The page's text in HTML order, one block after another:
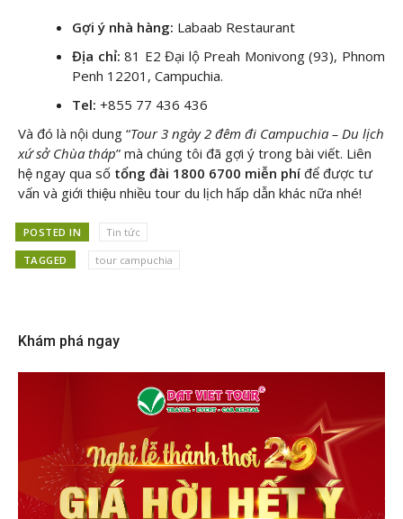
Gợi ý nhà hàng: Labaab Restaurant
Địa chỉ: 81 E2 Đại lộ Preah Monivong (93), Phnom
Penh 12201, Campuchia.
Tel: +855 77 436 436
Và đó là nội dung “Tour 3 ngày 2 đêm đi Campuchia – Du lịch
xứ sở Chùa tháp” mà chúng tôi đã gợi ý trong bài viết. Liên
hệ ngay qua số tổng đài 1800 6700 miễn phí để được tư
vấn và giới thiệu nhiều tour du lịch hấp dẫn khác nữa nhé!
POSTED IN Tin tức
TAGGED tour campuchia
Khám phá ngay